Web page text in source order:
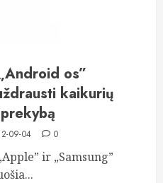
os”
kaikurių
09-04 0
ir „Samsung”